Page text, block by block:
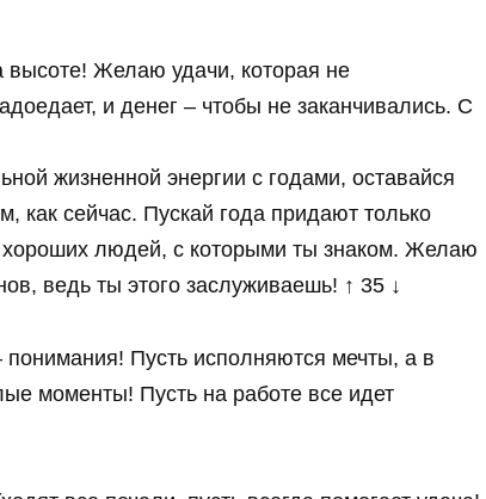
Желаю удачи, которая не
и денег – чтобы не заканчивались. С
жизненной энергии с годами, оставайся
как сейчас. Пускай года придают только
хороших людей, с которыми ты знаком. Желаю
ведь ты этого заслуживаешь! ↑ 35 ↓
Пусть исполняются мечты, а в
моменты! Пусть на работе все идет